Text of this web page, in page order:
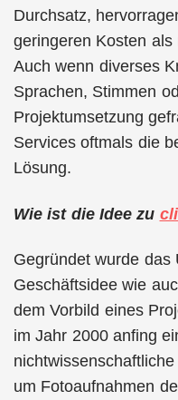
Durchsatz,
geringeren Kosten
Auch wenn diverses
Sprachen, Stimmen
Projektumsetzung
Services oftmals die
Lösung.
Wie ist die Idee zu
Gegründet wurde das
Geschäftsidee wie
dem Vorbild eines
im Jahr 2000 anfing
um Fotoaufnahmen